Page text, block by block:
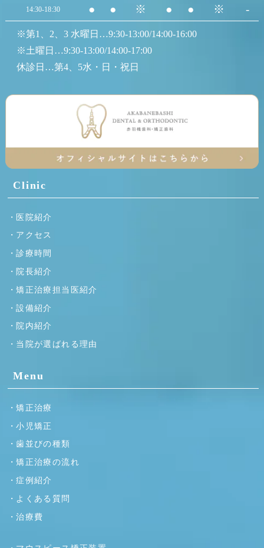
14:30-18:30 ● ● ※ ● ● ※ -
※第1、2、3 水曜日…9:30-13:00/14:00-16:00
※土曜日…9:30-13:00/14:00-17:00
休診日…第4、5水・日・祝日
Clinic
医院紹介
アクセス
診療時間
院長紹介
矯正治療担当医紹介
設備紹介
院内紹介
当院が選ばれる理由
Menu
矯正治療
小児矯正
歯並びの種類
矯正治療の流れ
症例紹介
よくある質問
治療費